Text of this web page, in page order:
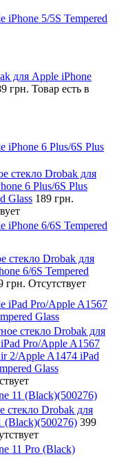
iPhone 5/5S Tempered
для Apple iPhone
грн. Товар есть в
iPhone 6 Plus/6S Plus
стекло Drobak для
6 Plus/6S Plus
Glass 189 грн.
iPhone 6/6S Tempered
стекло Drobak для
6/6S Tempered
грн. Отсутствует
iPad Pro/Apple A1567
Glass
стекло Drobak для
Pro/Apple A1567
2/Apple A1474 iPad
Glass
11 (Black)(500276)
стекло Drobak для
(Black)(500276) 399
11 Pro (Black)